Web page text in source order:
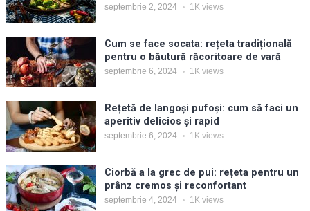
septembrie 2, 2024 1Kviews
Cum se face socata: rețeta tradițională
pentru o băutură răcoritoare de vară
septembrie 6, 2024 1Kviews
Rețetă de langoși pufoși: cum să faci un
aperitiv delicios și rapid
septembrie 6, 2024 1Kviews
Ciorbă a la grec de pui: rețeta pentru un
prânz cremos și reconfortant
septembrie 4, 2024 1Kviews